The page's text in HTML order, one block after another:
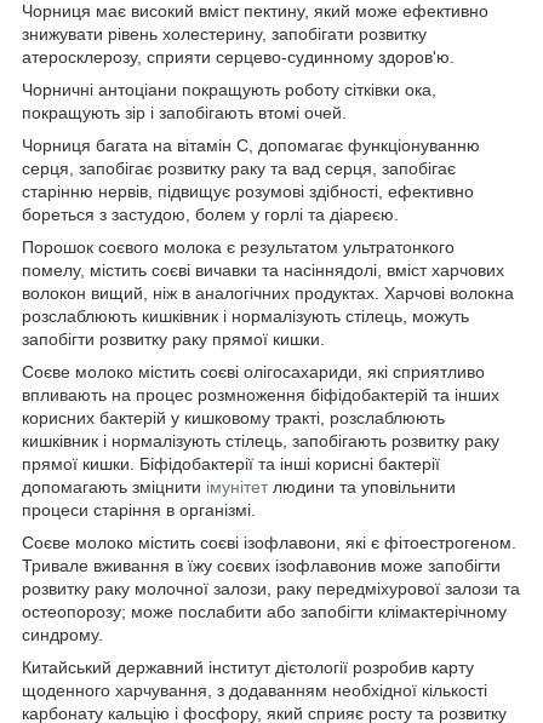
Чорниця має високий вміст пектину, який може ефективно
знижувати рівень холестерину, запобігати розвитку
атеросклерозу, сприяти серцево-судинному здоров'ю.
Чорничні антоціани покращують роботу сітківки ока,
покращують зір і запобігають втомі очей.
Чорниця багата на вітамін С, допомагає функціонуванню
серця, запобігає розвитку раку та вад серця, запобігає
старінню нервів, підвищує розумові здібності, ефективно
бореться з застудою, болем у горлі та діареєю.
Порошок соєвого молока є результатом ультратонкого
помелу, містить соєві вичавки та насіннядолі, вміст харчових
волокон вищий, ніж в аналогічних продуктах. Харчові волокна
розслаблюють кишківник і нормалізують стілець, можуть
запобігти розвитку раку прямої кишки.
Соєве молоко містить соєві олігосахариди, які сприятливо
впливають на процес розмноження біфідобактерій та інших
корисних бактерій у кишковому тракті, розслаблюють
кишківник і нормалізують стілець, запобігають розвитку раку
прямої кишки. Біфідобактерії та інші корисні бактерії
допомагають зміцнити імунітетлюдини та уповільнити
процеси старіння в організмі.
Соєве молоко містить соєві ізофлавони, які є фітоестрогеном.
Тривале вживання в їжу соєвих ізофлавонив може запобігти
розвитку раку молочної залози, раку передміхурової залози та
остеопорозу; може послабити або запобігти клімактерічному
синдрому.
Китайський державний інститут дієтології розробив карту
щоденного харчування, з додаванням необхідної кількості
карбонату кальцію і фосфору, який сприяє росту та розвитку